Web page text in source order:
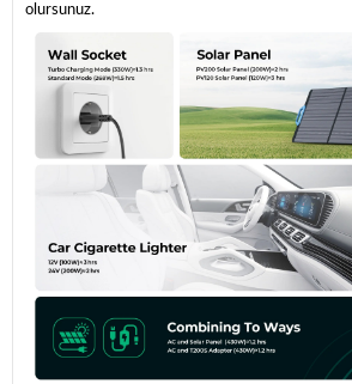
olursunuz.